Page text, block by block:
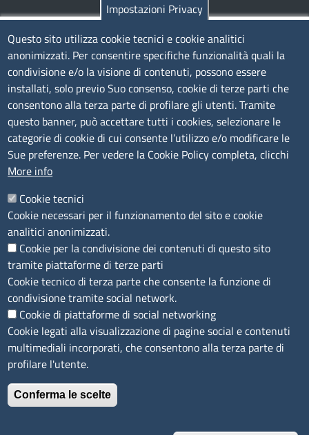
TRASPARENZA
Albo Online
Amministrazione trasparente
Bandi e concorsi
Segnalazioni Whistleblowing
Accessibilità
IBAN e pagamenti informatici
Informative privacy e cookie
Verifiche PA
Attuazione misure PNRR
Modulistica
SEGUICI SU
Impostazioni Privacy
Questo sito utilizza cookie tecnici e cookie analitici
anonimizzati. Per consentire specifiche funzionalità quali la
condivisione e/o la visione di contenuti, possono essere
installati, solo previo Suo consenso, cookie di terze parti che
consentono alla terza parte di profilare gli utenti. Tramite
questo banner, può accettare tutti i cookies, selezionare le
categorie di cookie di cui consente l’utilizzo e/o modificare le
Sue preferenze. Per vedere la Cookie Policy completa, clicchi
More info
Cookie tecnici
Cookie necessari per il funzionamento del sito e cookie
analitici anonimizzati.
Cookie per la condivisione dei contenuti di questo sito
tramite piattaforme di terze parti
Cookie tecnico di terza parte che consente la funzione di
condivisione tramite social network.
Cookie di piattaforme di social networking
Cookie legati alla visualizzazione di pagine social e contenuti
multimediali incorporati, che consentono alla terza parte di
profilare l'utente.
Conferma le scelte